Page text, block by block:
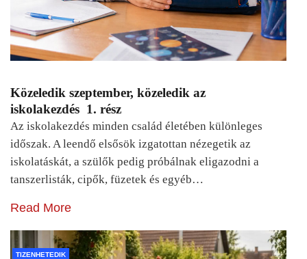
Közeledik szeptember, közeledik az
iskolakezdés 1. rész
Az iskolakezdés minden család életében különleges
időszak. A leendő elsősök izgatottan nézegetik az
iskolatáskát, a szülők pedig próbálnak eligazodni a
tanszerlisták, cipők, füzetek és egyéb…
Read More
TIZENHETEDIK